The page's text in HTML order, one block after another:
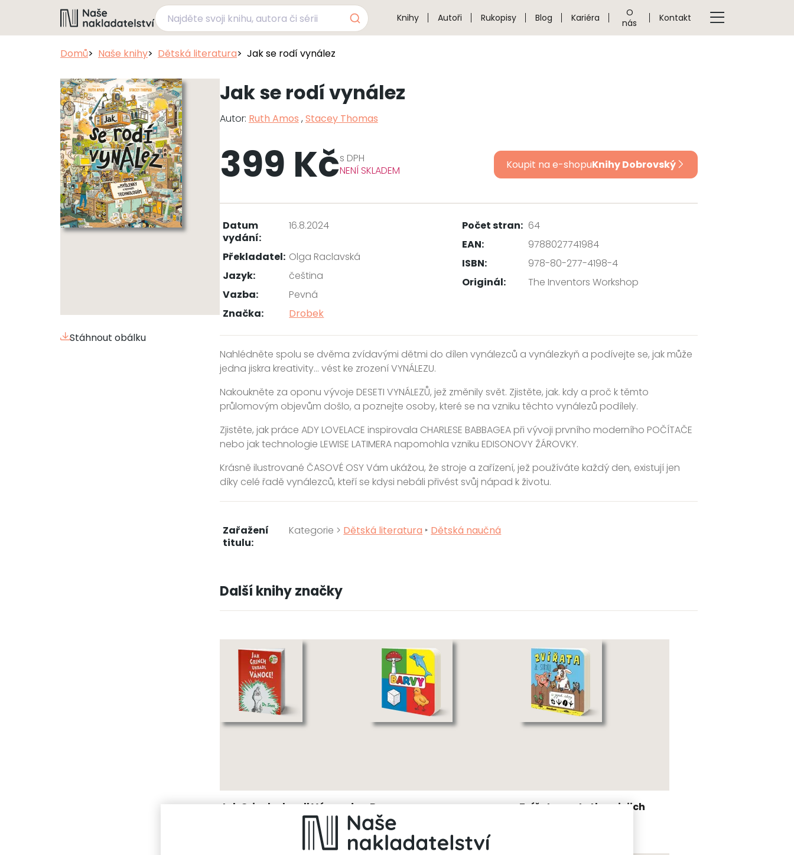
Knihy Autoři Rukopisy Blog Kariéra
O
nás
Kontakt
Domů Naše knihy Dětská literatura Jak se rodí vynález
Stáhnout obálku
Jak se rodí vynález
Autor: Ruth Amos , Stacey Thomas
399 Kčs DPH
NENÍ SKLADEM
Koupit na e-shopuKnihy Dobrovský
Datum
vydání:
16.8.2024
Překladatel: Olga Raclavská
Jazyk:
čeština
Vazba:
Pevná
Počet stran: 64
EAN:
9788027741984
ISBN:
978-80-277-4198-4
Originál:
The Inventors Workshop
Značka: Drobek
Nahlédněte spolu se dvěma zvídavými dětmi do dílen vynálezců a vynálezkyň a podívejte se, jak může
jedna jiskra kreativity... vést ke zrození VYNÁLEZU.
Nakoukněte za oponu vývoje DESETI VYNÁLEZŮ, jež změnily svět. Zjistěte, jak. kdy a proč k těmto
průlomovým objevům došlo, a poznejte osoby, které se na vzniku těchto vynálezů podílely.
Zjistěte, jak práce ADY LOVELACE inspirovala CHARLESE BABBAGEA při vývoji prvního moderního POČÍTAČE
nebo jak technologie LEWISE LATIMERA napomohla vzniku EDISONOVY ŽÁROVKY.
Krásně ilustrované ČASOVÉ OSY Vám ukážou, že stroje a zařízení, jež používáte každý den, existují jen
díky celé řadě vynálezců, kteří se kdysi nebáli přivést svůj nápad k životu.
Zařažení
titulu:
Kategorie > Dětská literatura ‣ Dětská naučná
Další knihy značky
Jak Grinch ukradl Vánoce! Barvy
Zuzana Kyršová
Zvířata ze statku a jejich